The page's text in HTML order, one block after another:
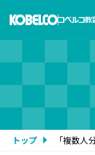
トップ 「複数人